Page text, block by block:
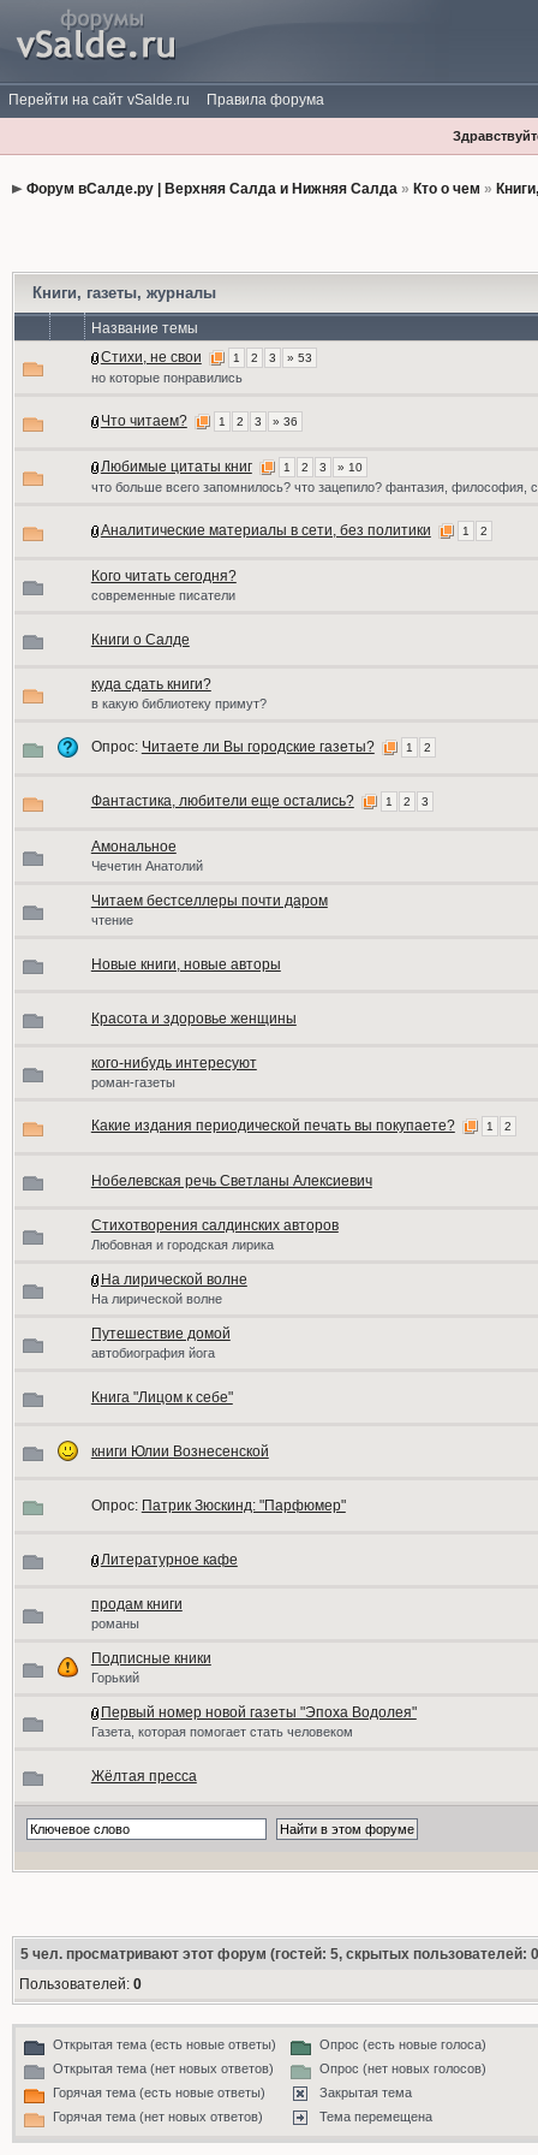
Перейти на сайт vSalde.ru Правила форума
Форум вСалде.ру | Верхняя Салда и Нижняя Салда» Кто о чем »
Книги, газеты, журналы
Название темы
Стихи, не свои
1 2 3 » 53
но которые понравились
Что читаем? 1 2 3 » 36
Любимые цитаты книг 1 2 3 » 10
что больше всего запомнилось? что зацепило? фантазия, философия,
Аналитические материалы в сети, без политики 1 2
Кого читать сегодня?
современные писатели
Книги о Салде
куда сдать книги?
в какую библиотеку примут?
Опрос: Читаете ли Вы городские газеты? 1 2
Фантастика, любители еще остались? 1 2 3
Амональное
Чечетин Анатолий
Читаем бестселлеры почти даром
чтение
Новые книги, новые авторы
Красота и здоровье женщины
кого-нибудь интересуют
роман-газеты
Какие издания периодической печать вы покупаете? 1 2
Нобелевская речь Светланы Алексиевич
Стихотворения салдинских авторов
Любовная и городская лирика
На лирической волне
На лирической волне
Путешествие домой
автобиография йога
Книга "Лицом к себе"
книги Юлии Вознесенской
Опрос: Патрик Зюскинд: "Парфюмер"
Литературное кафе
продам книги
романы
Подписные кники
Горький
Первый номер новой газеты "Эпоха Водолея"
Газета, которая помогает стать человеком
Жёлтая пресса
5чел. просматривают этот форум (гостей: 5, скрытых пользователей:
Пользователей: 0
Открытая тема (есть новые ответы)
Открытая тема (нет новых ответов)
Горячая тема (есть новые ответы)
Горячая тема (нет новых ответов)
Опрос (есть новые голоса)
Опрос (нет новых голосов)
Закрытая тема
Тема перемещена